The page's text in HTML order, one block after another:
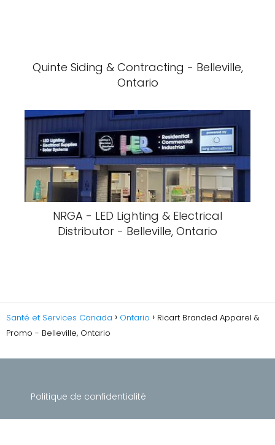
Quinte Siding & Contracting - Belleville,
Ontario
NRGA - LED Lighting & Electrical
Distributor - Belleville, Ontario
Santé et Services Canada Ontario
Ricart Branded Apparel &
Promo - Belleville, Ontario
Politique de confidentialité